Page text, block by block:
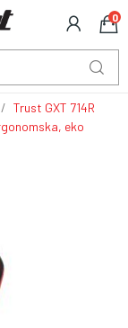
0
Trust GXT 714R
eko